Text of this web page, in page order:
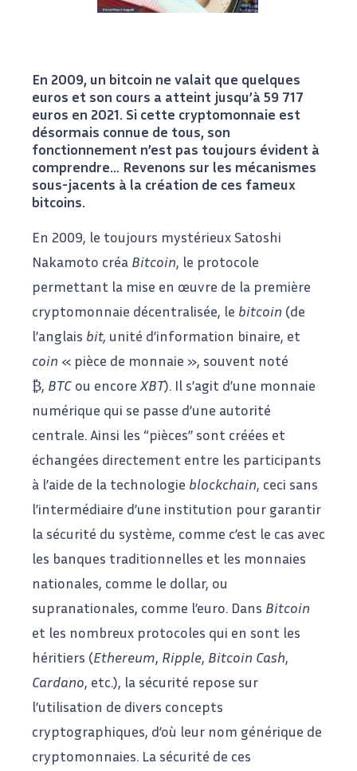
En 2009, un bitcoin ne valait que quelques
euros et son cours a atteint jusqu’à 59 717
euros en 2021. Si cette cryptomonnaie est
désormais connue de tous, son
fonctionnement n’est pas toujours évident à
comprendre… Revenons sur les mécanismes
sous-jacents à la création de ces fameux
bitcoins.
En 2009, le toujours mystérieux Satoshi
Nakamoto créa Bitcoin, le protocole
permettant la mise en œuvre de la première
cryptomonnaie décentralisée, le bitcoin (de
l’anglais bit, unité d’information binaire, et
coin « pièce de monnaie », souvent noté
₿, BTCou encore XBT). Il s’agit d’une monnaie
numérique qui se passe d’une autorité
centrale. Ainsi les “pièces” sont créées et
échangées directement entre les participants
à l’aide de la technologie blockchain, ceci sans
l’intermédiaire d’une institution pour garantir
la sécurité du système, comme c’est le cas avec
les banques traditionnelles et les monnaies
nationales, comme le dollar, ou
supranationales, comme l’euro. Dans Bitcoin
et les nombreux protocoles qui en sont les
héritiers (Ethereum, Ripple, Bitcoin Cash,
Cardano, etc.), la sécurité repose sur
l’utilisation de divers concepts
cryptographiques, d’où leur nom générique de
cryptomonnaies. La sécurité de ces